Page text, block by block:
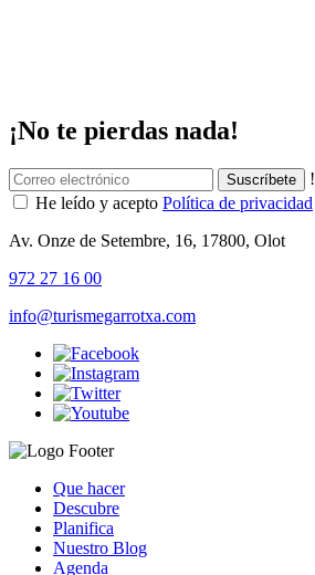
¡No te pierdas nada!
!
He leído y acepto Política de privacidad
Av. Onze de Setembre, 16, 17800, Olot
972 27 16 00
info@turismegarrotxa.com
Que hacer
Descubre
Planifica
Nuestro Blog
Agenda